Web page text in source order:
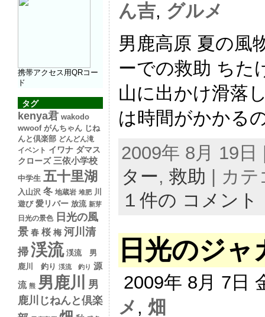
携帯アクセス用QRコー
ド
タグ
kenya君 wakodo
wwoof がんちゃん じね
んと倶楽部 どんどん滝
イベント イワナ ダマス
クローズ 三依小学校
中学生 五十里湖
入山沢 冬 地蔵岩 堆肥 川
遊び 愛リバー 放流 新芽
日光の景色
日光の風
景 春 桜 梅 河川清
掃渓流 渓流 男
鹿川 釣り 渓流 釣り 源
流 熊 男鹿川
男
鹿川じねんと倶楽
ん吉, グルメ
男鹿高原 夏の風
ーでの救助 ちた
山に出かけ滑落
は時間がかかる
2009年 8月 19
ター, 救助 | カ
１件の コメント
日光のジャ
2009年 8月 7日
メ , 畑